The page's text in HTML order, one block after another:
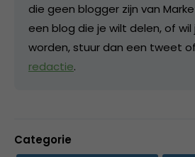
die geen blogger zijn van
een blog die je wilt delen, of
worden, stuur dan een tweet
redactie.
Categorie